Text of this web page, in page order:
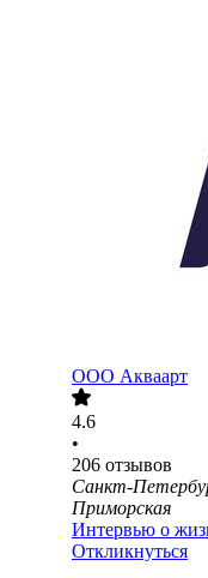
ООО Акваарт
4.6
•
206 отзывов
Санкт-
Приморская
Интервью о
Откликнуться